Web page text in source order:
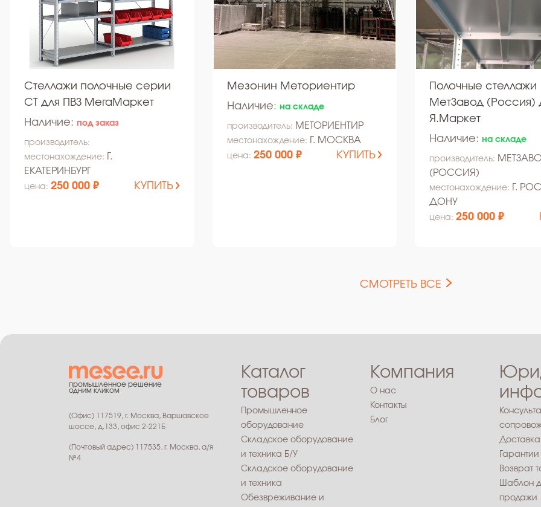
Стеллажи полочные серии
СТ для ПВЗ МегаМаркет
Наличие: под заказ
производитель:
местонахождение:
Г.
ЕКАТЕРИНБУРГ
цена: 250 000 ₽ КУПИТЬ
Мезонин Меториентир
Наличие: на складе
производитель: МЕТОРИЕНТИР
местонахождение: Г. МОСКВА
цена: 250 000 ₽ КУПИТЬ
Полочные стеллажи
МетЗавод (Россия)
Я.Маркет
Наличие: на складе
производитель:
(РОССИЯ)
местонахождение:
Г.
ДОНУ
цена: 250 000 ₽
СМОТРЕТЬ ВСЕ
промышленное решение
одним кликом
(Офис) 117519, г. Москва, Варшавское
шоссе, д.133, офис 2-221Б
(Почтовый адрес) 117535, г. Москва, а/я
№4
Каталог
товаров
Промышленное
оборудование
Складское оборудование
и техника Б/У
Складское оборудование
и техника
Обезвреживание и
Компания
О нас
Контакты
Блог
Гарантии
Возврат
Шаблон
продажи